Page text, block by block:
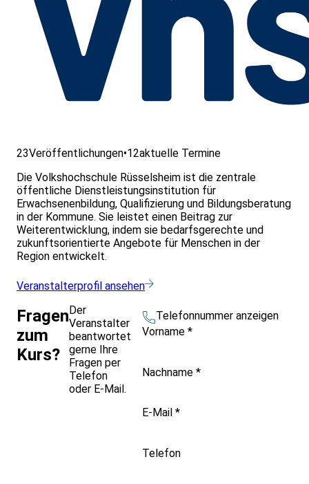
23Veröffentlichungen•12aktuelle Termine
Die Volkshochschule Rüsselsheim ist die zentrale
öffentliche Dienstleistungsinstitution für
Erwachsenenbildung, Qualifizierung und Bildungsberatung
in der Kommune. Sie leistet einen Beitrag zur
Weiterentwicklung, indem sie bedarfsgerechte und
zukunftsorientierte Angebote für Menschen in der
Region entwickelt.
Veranstalterprofil ansehen
Fragen
zum
Kurs?
Der
Veranstalter
beantwortet
gerne Ihre
Fragen per
Telefon
oder E-Mail.
Telefonnummer anzeigen
Vorname *
Nachname *
E-Mail *
Telefon